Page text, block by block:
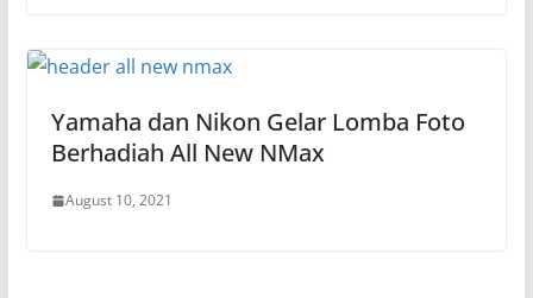
Yamaha dan Nikon Gelar Lomba Foto
Berhadiah All New NMax
August 10, 2021